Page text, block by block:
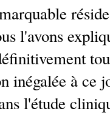
l'avons
inégalée à ce
l'étude